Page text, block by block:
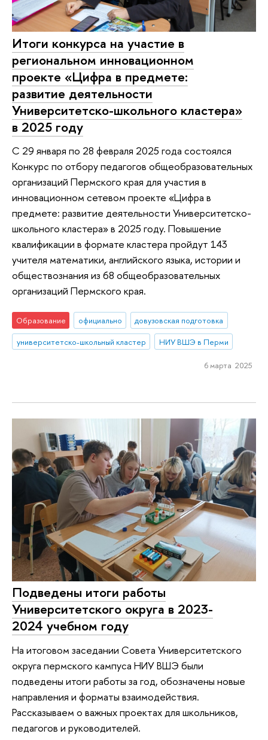
Итоги конкурса на участие в
региональном инновационном
проекте «Цифра в предмете:
развитие деятельности
Университетско-школьного кластера»
в 2025 году
С 29 января по 28 февраля 2025 года состоялся
Конкурс по отбору педагогов общеобразовательных
организаций Пермского края для участия в
инновационном сетевом проекте «Цифра в
предмете: развитие деятельности Университетско-
школьного кластера» в 2025 году. Повышение
квалификации в формате кластера пройдут 143
учителя математики, английского языка, истории и
обществознания из 68 общеобразовательных
организаций Пермского края.
Образование официально
довузовская подготовка
университетско-школьный кластер
НИУ ВШЭ в Перми
6 марта 2025
Подведены итоги работы
Университетского округа в 2023-
2024 учебном году
На итоговом заседании Совета Университетского
округа пермского кампуса НИУ ВШЭ были
подведены итоги работы за год, обозначены новые
направления и форматы взаимодействия.
Рассказываем о важных проектах для школьников,
педагогов и руководителей.